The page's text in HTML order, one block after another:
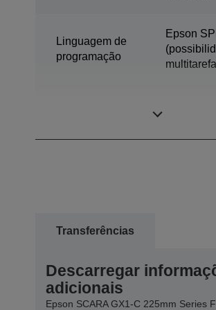
Linguagem de
programação
Epson
Transferências
Descarregar
adicionais
Epson SCARA GX1-C 225mm Series